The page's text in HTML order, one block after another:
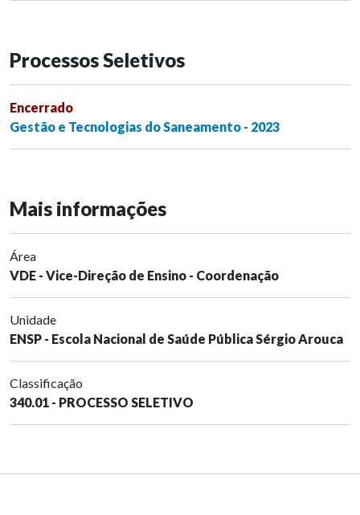
Processos Seletivos
Encerrado
Gestão e Tecnologias do Saneamento - 2023
Mais informações
Área
VDE - Vice-Direção de Ensino - Coordenação
Unidade
ENSP - Escola Nacional de Saúde Pública Sérgio Arouca
Classificação
340.01 - PROCESSO SELETIVO